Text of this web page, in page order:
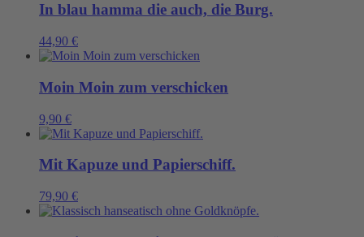
In blau hamma die auch, die Burg.
44,90 €
Moin Moin zum verschicken
9,90 €
Mit Kapuze und Papierschiff.
79,90 €